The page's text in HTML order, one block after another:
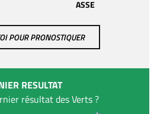
ASSE
POUR PRONOSTIQUER
RESULTAT
résultat des Verts ?